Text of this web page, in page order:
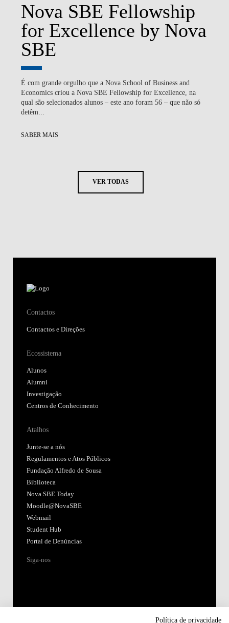
Nova SBE Fellowship
for Excellence by Nova
SBE
É com grande orgulho que a Nova School of Business and
Economics criou a Nova SBE Fellowship for Excellence, na
qual são selecionados alunos – este ano foram 56 – que não só
detêm...
SABER MAIS
VER TODAS
Contactos
Contactos e Direções
Ecossistema
Alunos
Alumni
Investigação
Centros de Conhecimento
Atalhos
Junte-se a nós
Regulamentos e Atos Públicos
Fundação Alfredo de Sousa
Biblioteca
Nova SBE Today
Moodle@NovaSBE
Webmail
Student Hub
Portal de Denúncias
Siga-nos
Política de privacidade